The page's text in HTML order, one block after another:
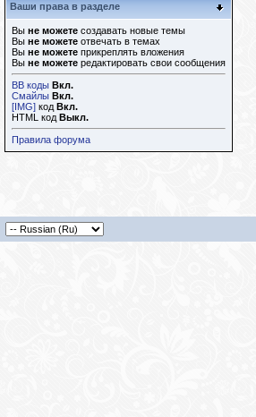
Ваши права в разделе
Вы не можете создавать новые темы
Вы не можете отвечать в темах
Вы не можете прикреплять вложения
Вы не можете редактировать свои сообщения
BB коды Вкл.
Смайлы Вкл.
[IMG] код Вкл.
HTML код Выкл.
Правила форума